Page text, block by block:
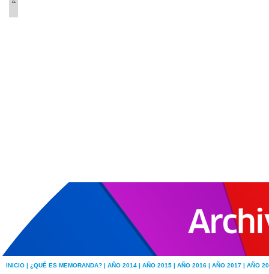
INICIO | ¿QUÉ ES MEMORANDA? | AÑO 2014 | AÑO 2015 | AÑO 2016 | AÑO 2017 | AÑO